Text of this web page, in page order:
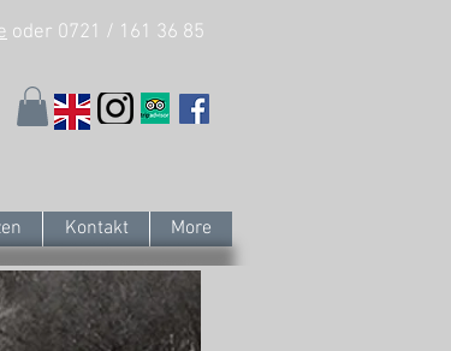
oder 0721 / 161 36 85
Kontakt More